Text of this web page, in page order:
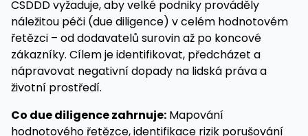
CSDDD vyžaduje, aby velké podniky prováděly
náležitou péči (due diligence) v celém hodnotovém
řetězci – od dodavatelů surovin až po koncové
zákazníky. Cílem je identifikovat, předcházet a
nápravovat negativní dopady na lidská práva a
životní prostředí.
Co due diligence zahrnuje: Mapování
hodnotového řetězce, identifikace rizik porušování